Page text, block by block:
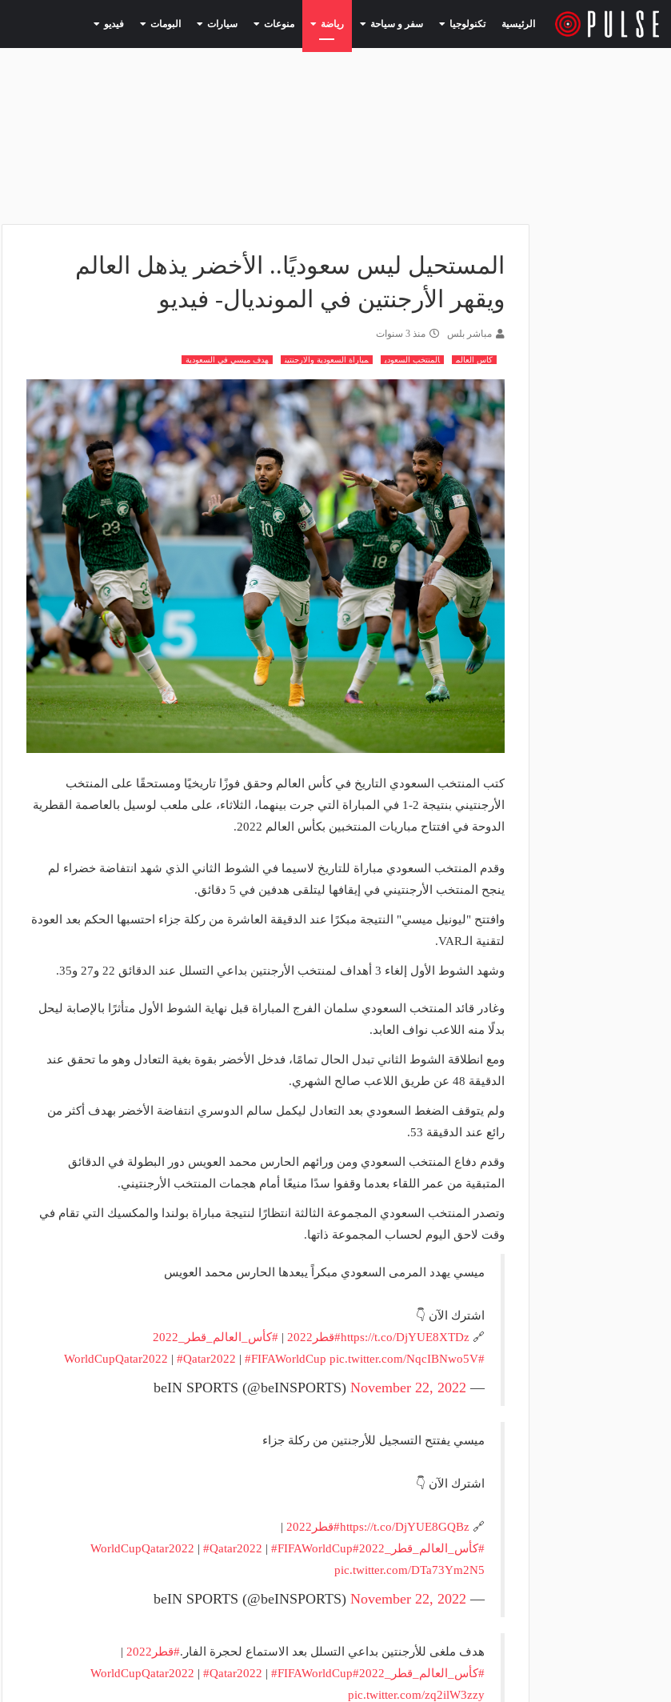
الرئيسية تكنولوجيا (current) سفر و سياحة (current) رياضة (current) منوعات (current) سيارات (current) البومات (current) فيديو (current)
المستحيل ليس سعوديًا.. الأخضر يذهل العالم
ويقهر الأرجنتين في المونديال- فيديو
مباشر بلس منذ 3 سنوات
كاس العالم المنتخب السعودي مباراة السعودية والارجنتين هدف ميسي في السعودية
كتب المنتخب السعودي التاريخ في كأس العالم وحقق فوزًا تاريخيًا ومستحقًا على المنتخب
الأرجنتيني بنتيجة 2-1 في المباراة التي جرت بينهما، الثلاثاء، على ملعب لوسيل بالعاصمة القطرية
الدوحة في افتتاح مباريات المنتخبين بكأس العالم 2022.
وقدم المنتخب السعودي مباراة للتاريخ لاسيما في الشوط الثاني الذي شهد انتفاضة خضراء لم
ينجح المنتخب الأرجنتيني في إيقافها ليتلقى هدفين في 5 دقائق.
وافتتح "ليونيل ميسي" النتيجة مبكرًا عند الدقيقة العاشرة من ركلة جزاء احتسبها الحكم بعد العودة
لتقنية الـVAR.
وشهد الشوط الأول إلغاء 3 أهداف لمنتخب الأرجنتين بداعي التسلل عند الدقائق 22 و27 و35.
وغادر قائد المنتخب السعودي سلمان الفرج المباراة قبل نهاية الشوط الأول متأثرًا بالإصابة ليحل
بدلًا منه اللاعب نواف العابد.
ومع انطلاقة الشوط الثاني تبدل الحال تمامًا، فدخل الأخضر بقوة بغية التعادل وهو ما تحقق عند
الدقيقة 48 عن طريق اللاعب صالح الشهري.
ولم يتوقف الضغط السعودي بعد التعادل ليكمل سالم الدوسري انتفاضة الأخضر بهدف أكثر من
رائع عند الدقيقة 53.
وقدم دفاع المنتخب السعودي ومن ورائهم الحارس محمد العويس دور البطولة في الدقائق
المتبقية من عمر اللقاء بعدما وقفوا سدًا منيعًا أمام هجمات المنتخب الأرجنتيني.
وتصدر المنتخب السعودي المجموعة الثالثة انتظارًا لنتيجة مباراة بولندا والمكسيك التي تقام في
وقت لاحق اليوم لحساب المجموعة ذاتها.
ميسي يهدد المرمى السعودي مبكراً يبعدها الحارس محمد العويس
اشترك الآن 👇
🔗
https://t.co/DjYUE8XTDz#قطر2022 | #كأس_العالم_قطر_2022
#WorldCupQatar2022
| #Qatar2022 | #FIFAWorldCup pic.twitter.com/NqcIBNwo5V
— beIN SPORTS (@beINSPORTS)
November 22, 2022
ميسي يفتتح التسجيل للأرجنتين من ركلة جزاء
اشترك الآن 👇
🔗
https://t.co/DjYUE8GQBz#قطر2022
|
#كأس_العالم_قطر_2022
#WorldCupQatar2022
| #Qatar2022 | #FIFAWorldCup
pic.twitter.com/DTa73Ym2N5
— beIN SPORTS (@beINSPORTS)
November 22, 2022
هدف ملغى للأرجنتين بداعي التسلل بعد الاستماع لحجرة الفار.#قطر2022
|
#كأس_العالم_قطر_2022
#WorldCupQatar2022
| #Qatar2022 | #FIFAWorldCup
pic.twitter.com/zq2ilW3zzy
قرعة تمهيدي أبطال إفريقيا.. مهمة سهلة
الأهلي يعلن رسميًا رحيل محمد علي بن
رمضان
دوري أبطال إفريقيا والكونفدرالية